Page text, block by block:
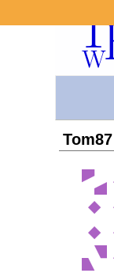
Tom87